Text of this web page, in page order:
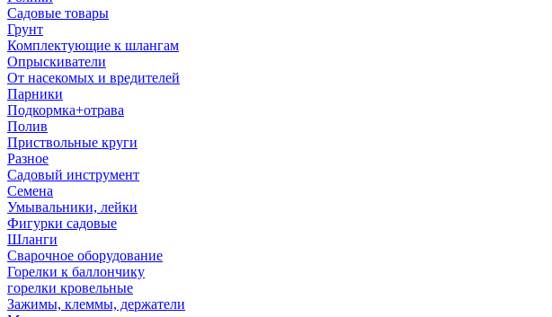
Садовые товары
Грунт
Комплектующие к шлангам
Опрыскиватели
От насекомых и вредителей
Парники
Подкормка+отрава
Полив
Приствольные круги
Разное
Садовый инструмент
Семена
Умывальники, лейки
Фигурки садовые
Шланги
Сварочное оборудование
Горелки к баллончику
горелки кровельные
Зажимы, клеммы, держатели